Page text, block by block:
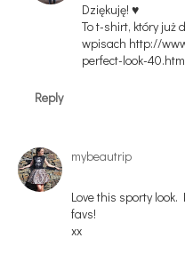
Dziękuję! ♥
To t-shirt, który już
wpisach http://
perfect-look-
Reply
mybeautrip
Love this sporty
favs!
xx